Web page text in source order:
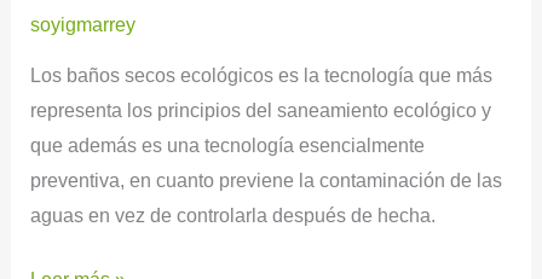
soyigmarrey
Los baños secos ecológicos es la tecnología que más
representa los principios del saneamiento ecológico y
que además es una tecnología esencialmente
preventiva, en cuanto previene la contaminación de las
aguas en vez de controlarla después de hecha.
nutrientes